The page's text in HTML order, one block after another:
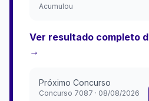
Acumulou
Ver resultado completo
→
Próximo Concurso
Concurso 7087 · 08/08/2026